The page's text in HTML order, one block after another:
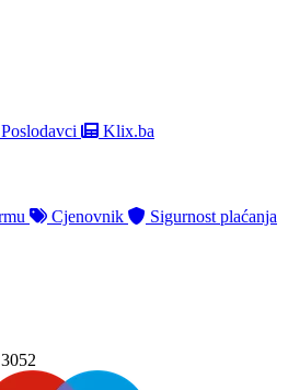
Poslodavci Klix.ba
Cjenovnik Sigurnost plaćanja
3052